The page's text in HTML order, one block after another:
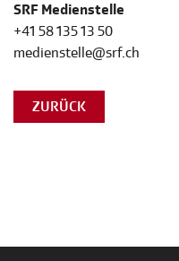
SRF Medienstelle
+41 58 135 13 50
medienstelle@srf.ch
ZURÜCK